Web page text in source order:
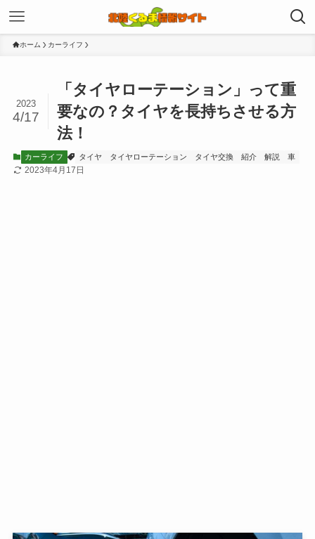
ホーム カーライフ
「タイヤローテーション」って重
要なの？タイヤを長持ちさせる方
法！
2023
4/17
カーライフ タイヤ タイヤローテーション タイヤ交換 紹介 解説 車
2023年4月17日